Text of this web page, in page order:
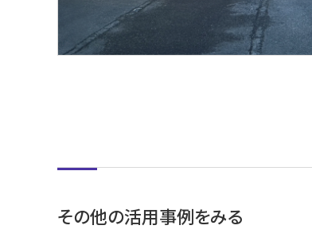
その他の活用事例をみる